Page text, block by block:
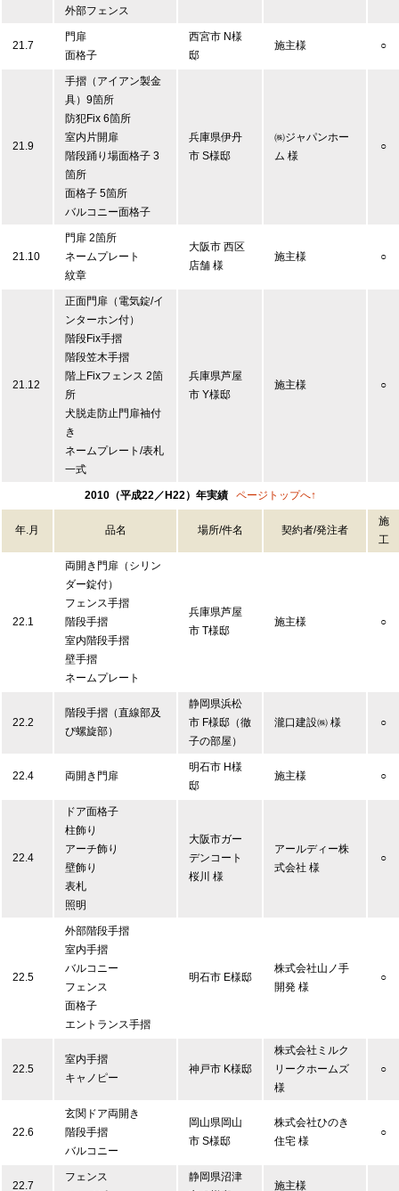
外部フェンス
21.7
門扉
面格子
西宮市 N様
邸
施主様 ○
21.9
手摺（アイアン製金
具）9箇所
防犯Fix 6箇所
室内片開扉
階段踊り場面格子 3
箇所
面格子 5箇所
バルコニー面格子
兵庫県伊丹
市 S様邸
㈱ジャパンホー
ム 様
○
21.10
門扉 2箇所
ネームプレート
紋章
大阪市 西区
店舗 様
施主様 ○
21.12
正面門扉（電気錠/イ
ンターホン付）
階段Fix手摺
階段笠木手摺
階上Fixフェンス 2箇
所
犬脱走防止門扉袖付
き
ネームプレート/表札
一式
兵庫県芦屋
市 Y様邸
施主様 ○
2010（平成22／H22）年実績 ページトップへ↑
年.月 品名 場所/件名 契約者/発注者
施
工
22.1
両開き門扉（シリン
ダー錠付）
フェンス手摺
階段手摺
室内階段手摺
壁手摺
ネームプレート
兵庫県芦屋
市 T様邸
施主様 ○
22.2
階段手摺（直線部及
び螺旋部）
静岡県浜松
市 F様邸（徹
子の部屋）
瀧口建設㈱ 様 ○
22.4 両開き門扉
明石市 H様
邸
施主様 ○
22.4
ドア面格子
柱飾り
アーチ飾り
壁飾り
表札
照明
大阪市ガー
デンコート
桜川 様
アールディー株
式会社 様
○
22.5
外部階段手摺
室内手摺
バルコニー
フェンス
面格子
エントランス手摺
明石市 E様邸
株式会社山ノ手
開発 様
○
22.5
室内手摺
キャノピー
神戸市 K様邸
株式会社ミルク
リークホームズ
様
○
22.6
玄関ドア両開き
階段手摺
バルコニー
岡山県岡山
市 S様邸
株式会社ひのき
住宅 様
○
22.7
フェンス
静岡県沼津
施主様